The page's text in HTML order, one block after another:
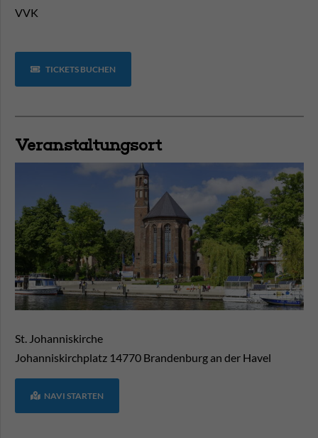
VVK
TICKETS BUCHEN
Veranstaltungsort
St. Johanniskirche
Johanniskirchplatz 14770 Brandenburg an der Havel
NAVI STARTEN